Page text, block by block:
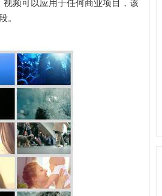
频可以应用于任何商业项目，该
。